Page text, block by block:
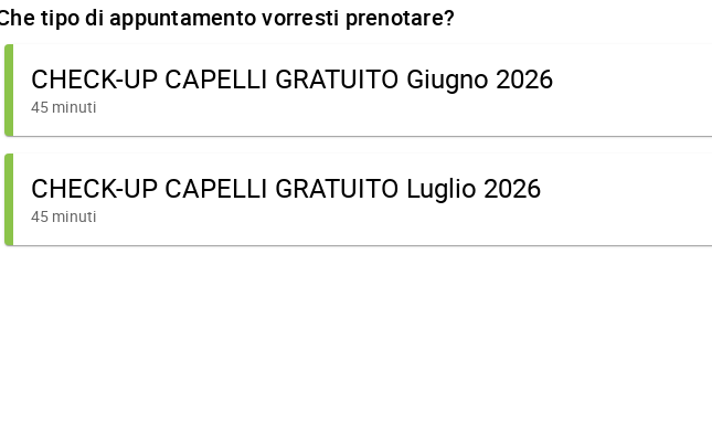
tipo di appuntamento vorresti prenotare?
CHECK-UP CAPELLI GRATUITO Giugno 2026
45 minuti
CHECK-UP CAPELLI GRATUITO Luglio 2026
45 minuti